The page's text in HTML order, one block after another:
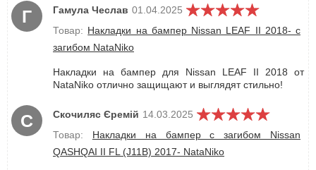
Г Гамула Чеслав 01.04.2025
Товар: Накладки на бампер Nissan LEAF II 2018- с
загибом NataNiko
Накладки на бампер для Nissan LEAF II 2018 от
NataNiko отлично защищают и выглядят стильно!
С Скочиляс Єремій 14.03.2025
Товар: Накладки на бампер с загибом Nissan
QASHQAI II FL (J11B) 2017- NataNiko